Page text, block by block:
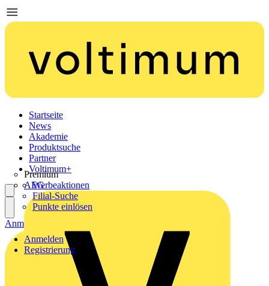
Startseite
News
Akademie
Produktsuche
Partner
Premium
AEG
Voltimum+
Werbeaktionen
Filial-Suche
Punkte einlösen
Anmelden
Registrierung
Anmelden